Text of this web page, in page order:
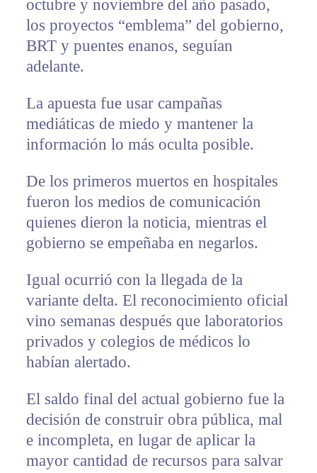
octubre y noviembre del año pasado,
los proyectos “emblema” del gobierno,
BRT y puentes enanos, seguían
adelante.
La apuesta fue usar campañas
mediáticas de miedo y mantener la
información lo más oculta posible.
De los primeros muertos en hospitales
fueron los medios de comunicación
quienes dieron la noticia, mientras el
gobierno se empeñaba en negarlos.
Igual ocurrió con la llegada de la
variante delta. El reconocimiento oficial
vino semanas después que laboratorios
privados y colegios de médicos lo
habían alertado.
El saldo final del actual gobierno fue la
decisión de construir obra pública, mal
e incompleta, en lugar de aplicar la
mayor cantidad de recursos para salvar